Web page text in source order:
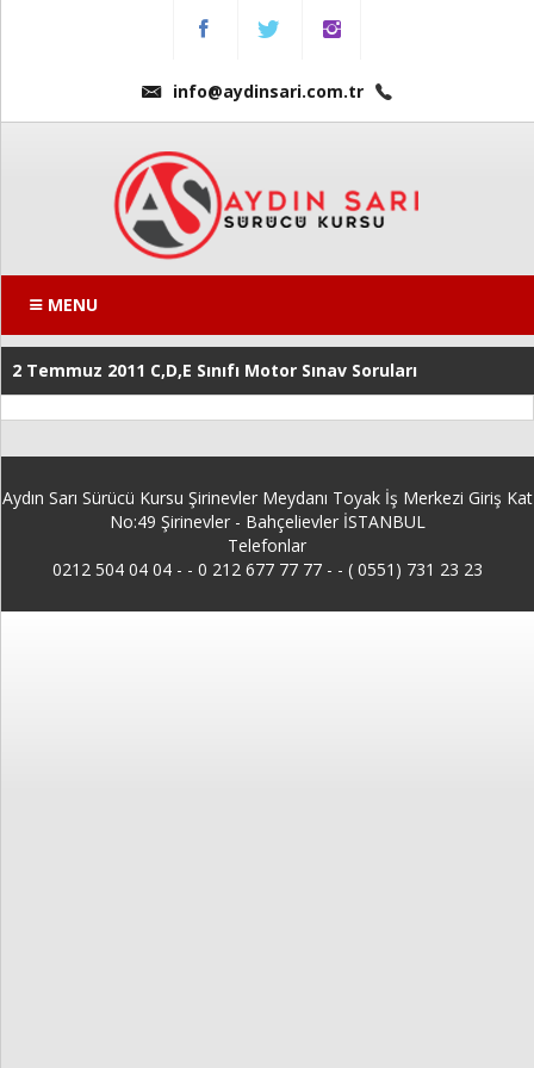
info@aydinsari.com.tr
MENU
2 Temmuz 2011 C,D,E Sınıfı Motor Sınav Soruları
Aydın Sarı Sürücü Kursu Şirinevler Meydanı Toyak İş Merkezi Giriş Kat
No:49 Şirinevler - Bahçelievler İSTANBUL
Telefonlar
0212 504 04 04 - - 0 212 677 77 77 - - ( 0551) 731 23 23
Fiyatlarımız
Kursumuzdan
Ders
Videoları
Soruları
Online
İletişim